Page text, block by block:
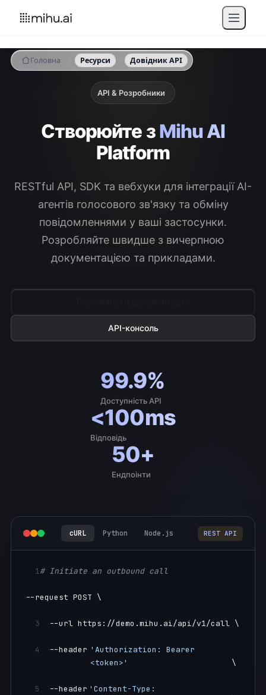
Головна Ресурси Довідник API
API & Розробники
Створюйте зMihu AI
Platform
RESTful API, SDK та вебхуки для інтеграції AI-
агентів голосового зв'язку та обміну
повідомленнями у ваші застосунки.
Розробляйте швидше з вичерпною
документацією та прикладами.
API-консоль
99.9%
Доступність API
<100ms
Відповідь
50+
Ендпоінти
cURL Python Node.js REST API
1# Initiate an outbound call
--request POST \
3
  --url https://demo.mihu.ai/api/v1/call \
4
  --header
'Authorization: Bearer
<token>'
\
5
  --header
'Content-Type: